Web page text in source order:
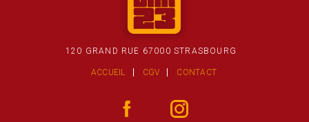
120 GRAND RUE 67000 STRASBOURG
ACCUEIL CGV CONTACT